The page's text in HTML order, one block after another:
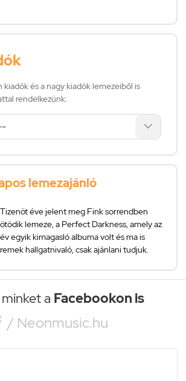
és a nagy kiadók lemezeiből is
rendelkezünk:
lemezajánló
Tizenöt éve jelent meg Fink sorrendben
ötödik lemeze, a Perfect Darkness, amely az
év egyik kimagasló albuma volt és ma is
remek hallgatnivaló, csak ajánlani tudjuk.
a Facebookon is
/ Neonmusic.hu